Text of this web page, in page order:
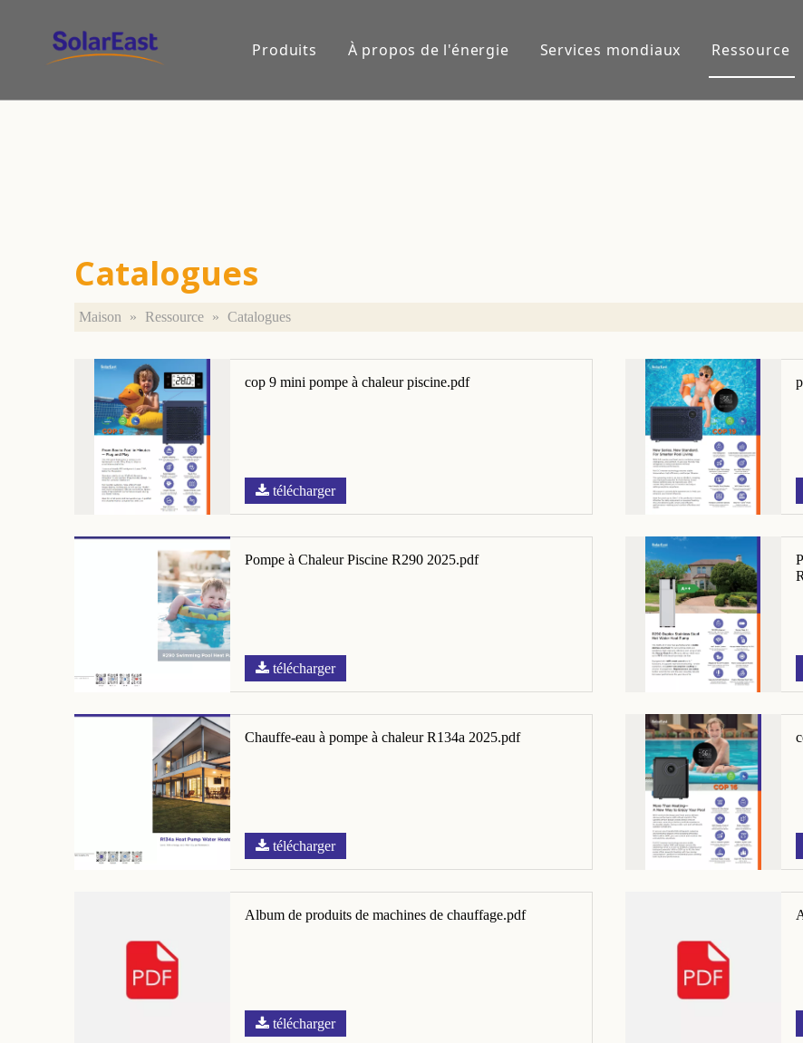
Produits À propos de l'énergie Services mondiaux Ressource
Catalogues
Maison » Ressource » Catalogues
cop 9 mini pompe à chaleur piscine.pdf
télécharger
Pompe à Chaleur Piscine R290 2025.pdf
télécharger
Chauffe-eau à pompe à chaleur R134a 2025.pdf
télécharger
Album de produits de machines de chauffage.pdf
télécharger